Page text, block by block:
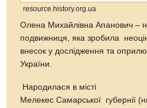
resource.history.org.ua
Олена Михайлівна Апанович –
подвижниця, яка зробила
внесок у дослідження та
України.
Народилася в місті
Мелекес Самарської губернії